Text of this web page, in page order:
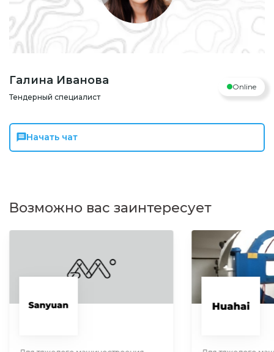
Галина Иванова
Тендерный специалист
Online
Начать чат
Возможно вас заинтересует